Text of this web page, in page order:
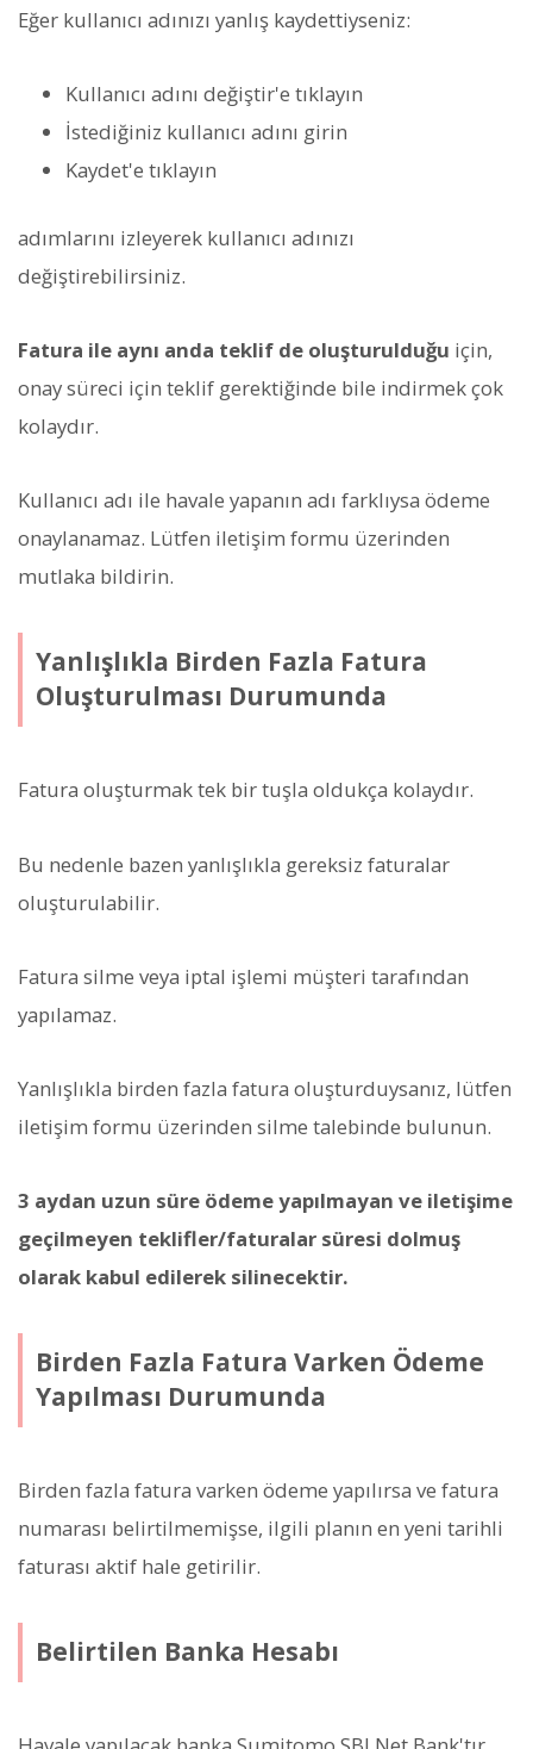
Eğer kullanıcı adınızı yanlış kaydettiyseniz:
Kullanıcı adını değiştir'e tıklayın
İstediğiniz kullanıcı adını girin
Kaydet'e tıklayın
adımlarını izleyerek kullanıcı adınızı
değiştirebilirsiniz.
Fatura ile aynı anda teklif de oluşturulduğu için,
onay süreci için teklif gerektiğinde bile indirmek çok
kolaydır.
Kullanıcı adı ile havale yapanın adı farklıysa ödeme
onaylanamaz. Lütfen iletişim formu üzerinden
mutlaka bildirin.
Yanlışlıkla Birden Fazla Fatura
Oluşturulması Durumunda
Fatura oluşturmak tek bir tuşla oldukça kolaydır.
Bu nedenle bazen yanlışlıkla gereksiz faturalar
oluşturulabilir.
Fatura silme veya iptal işlemi müşteri tarafından
yapılamaz.
Yanlışlıkla birden fazla fatura oluşturduysanız, lütfen
iletişim formu üzerinden silme talebinde bulunun.
3 aydan uzun süre ödeme yapılmayan ve iletişime
geçilmeyen teklifler/faturalar süresi dolmuş
olarak kabul edilerek silinecektir.
Birden Fazla Fatura Varken Ödeme
Yapılması Durumunda
Birden fazla fatura varken ödeme yapılırsa ve fatura
numarası belirtilmemişse, ilgili planın en yeni tarihli
faturası aktif hale getirilir.
Belirtilen Banka Hesabı